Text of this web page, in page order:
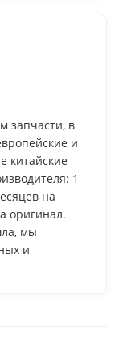
запчасти, в
и
китайские
1
на
оригинал.
мы
и